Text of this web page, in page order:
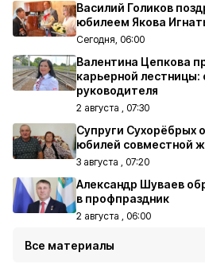
Василий Голиков
юбилеем Якова
Сегодня, 06:00
Валентина Цепкова
карьерной
руководителя
2 августа , 07:30
Супруги Сухорёбрых
юбилей совместной
3 августа , 07:20
Александр Шуваев
в профпраздник
2 августа , 06:00
Все материалы